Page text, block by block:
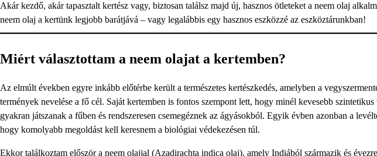
Akár kezdő, akár tapasztalt kertész vagy, biztosan találsz majd új, hasznos ötleteket a neem olaj
neem olaj a kertünk legjobb barátjává – vagy legalábbis egy hasznos eszközzé az eszköztárunkban!
Miért választottam a neem olajat a kertemben?
Az elmúlt években egyre inkább előtérbe került a természetes kertészkedés, amelyben a
termények nevelése a fő cél. Saját kertemben is fontos szempont lett, hogy minél kevesebb
gyakran játszanak a fűben és rendszeresen csemegéznek az ágyásokból. Egyik évben azonban a
hogy komolyabb megoldást kell keresnem a biológiai védekezésen túl.
Ekkor találkoztam először a neem olajjal (Azadirachta indica olaj), amely Indiából származik és